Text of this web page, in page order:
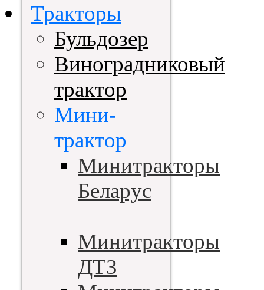
Тракторы
Бульдозер
Виноградниковый
трактор
Мини-
трактор
Минитракторы
Беларус
Минитракторы
ДТЗ